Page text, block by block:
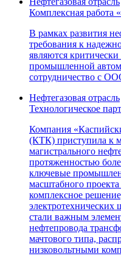
Комплексная работа
В рамках развития
требования к
являются
промышленной
сотрудничество с
Нефтегазовая отрасль
Технологическое
Компания
(КТК) приступила к
магистрального
протяженностью
ключевые
масштабного
комплексное
стали важным
нефтепровода
мачтового типа,
низковольтными